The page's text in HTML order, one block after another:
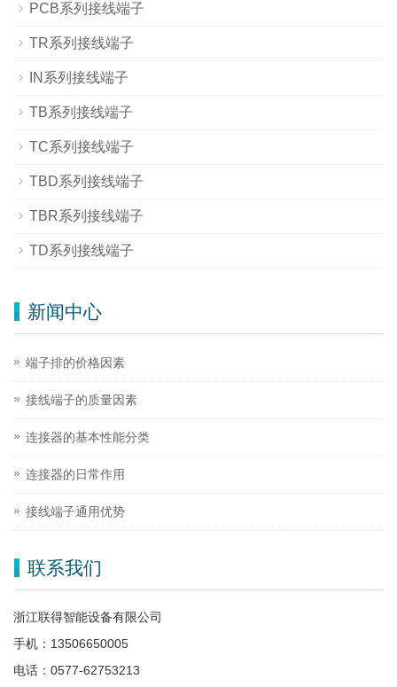
PCB系列接线端子
TR系列接线端子
IN系列接线端子
TB系列接线端子
TC系列接线端子
TBD系列接线端子
TBR系列接线端子
TD系列接线端子
新闻中心
端子排的价格因素
接线端子的质量因素
连接器的基本性能分类
连接器的日常作用
接线端子通用优势
联系我们
浙江联得智能设备有限公司
手机：13506650005
电话：0577-62753213